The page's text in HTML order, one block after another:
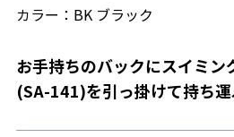
カラー：BK ブラック
お手持ちのバックにスイミン
(SA-141)を引っ掛けて持ち